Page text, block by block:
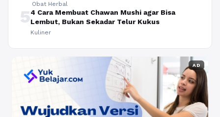
Obat Herbal
54 Cara Membuat Chawan Mushi agar Bisa
Lembut, Bukan Sekadar Telur Kukus
Kuliner
AD